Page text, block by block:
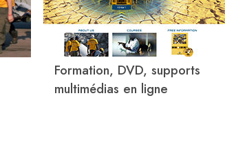
Formation, DVD, supports
multimédias en ligne